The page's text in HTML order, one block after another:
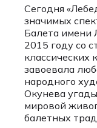
Сегодня
значимых
Балета имени
2015 году со
классических
завоевала
народного
Окунева
мировой
балетных